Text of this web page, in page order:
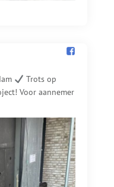
Trots op
Voor aannemer